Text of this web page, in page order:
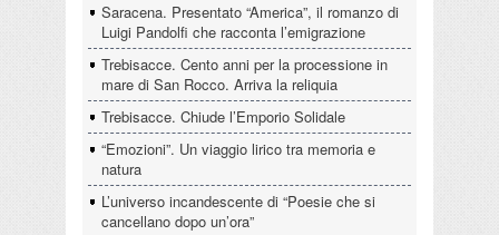
Saracena. Presentato “America”, il romanzo di
Luigi Pandolfi che racconta l’emigrazione
Trebisacce. Cento anni per la processione in
mare di San Rocco. Arriva la reliquia
Trebisacce. Chiude l’Emporio Solidale
“Emozioni”. Un viaggio lirico tra memoria e
natura
L’universo incandescente di “Poesie che si
cancellano dopo un’ora”